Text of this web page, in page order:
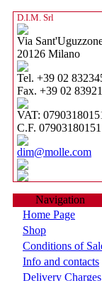
D.I.M. Srl
Via
20126 Milano
Tel. +39 02
Fax. +39 02
VAT:
C.F. 07903180151
dim@molle.com
Navigation
Home Page
Shop
Conditions of
Info and contacts
Delivery Charges